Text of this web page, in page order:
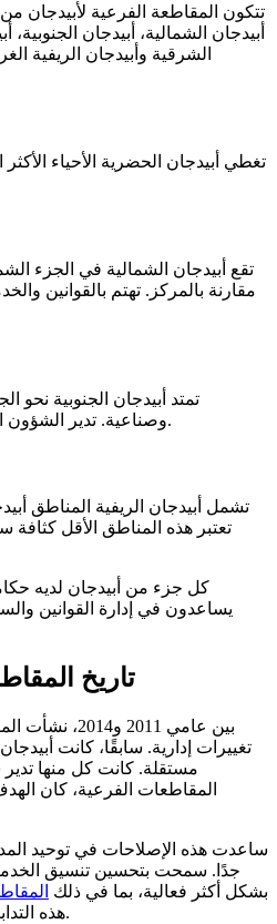
تتكون المقاطعة الفرعية لأبيدجان
أبيدجان الشمالية، أبيدجان الجنوبية،
الشرقية وأبيدجان الريفية
تغطي أبيدجان الحضرية الأحياء
تقع أبيدجان الشمالية في الجزء
مقارنة بالمركز. تهتم بالقوانين
تمتد أبيدجان الجنوبية
وصناعية. تدير الشؤون المحلية في جزءها من أبيدجان.
تشمل أبيدجان الريفية المناطق
تعتبر هذه المناطق الأقل كثافة
كل جزء من أبيدجان لديه
يساعدون في إدارة القوانين
تاريخ
بين عامي 2011
تغييرات إدارية. سابقًا، كانت
مستقلة. كانت كل منها
المقاطعات الفرعية، كان
ساعدت هذه الإصلاحات في توحيد
جدًا. سمحت بتحسين تنسيق
بشكل أكثر فعالية، بما في ذلك
هذه التدابير لتحسين كيفية إدارة المدينة.